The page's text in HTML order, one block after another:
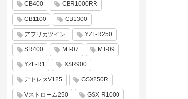
CB400 CBR1000RR
CB1100 CB1300
アフリカツイン YZF-R250
SR400 MT-07 MT-09
YZF-R1 XSR900
アドレスV125 GSX250R
Vストローム250 GSX-R1000